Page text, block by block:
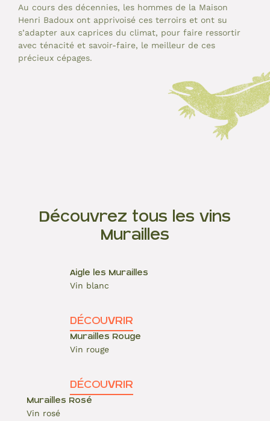
Au cours des décennies, les hommes de la Maison
Henri Badoux ont apprivoisé ces terroirs et ont su
s’adapter aux caprices du climat, pour faire ressortir
avec ténacité et savoir-faire, le meilleur de ces
précieux cépages.
Découvrez tous les vins
Murailles
Aigle les Murailles
Vin blanc
DÉCOUVRIR
Murailles Rouge
Vin rouge
DÉCOUVRIR
Murailles Rosé
Vin rosé